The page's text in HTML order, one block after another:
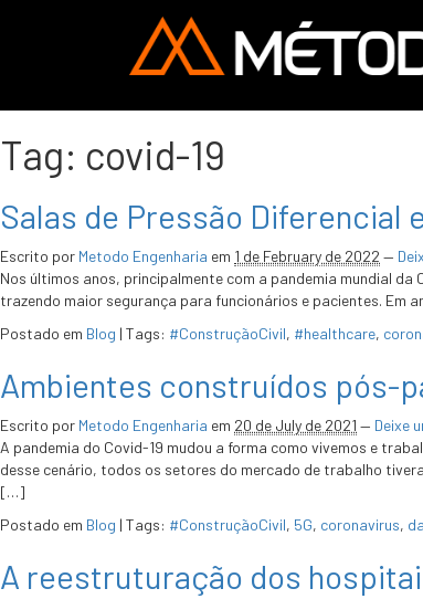
Tag: covid-19
Salas de Pressão Diferencial
Escrito por Metodo Engenharia em 1 de February de 2022 —
Nos últimos anos, principalmente com a pandemia mundial
trazendo maior segurança para funcionários e pacientes.
Postado em Blog | Tags: #ConstruçãoCivil, #healthcare,
Ambientes construídos pós-
Escrito por Metodo Engenharia em 20 de July de 2021 — Deixe
A pandemia do Covid-19 mudou a forma como vivemos e
desse cenário, todos os setores do mercado de trabalho
[…]
Postado em Blog | Tags: #ConstruçãoCivil, 5G, coronavirus,
A reestruturação dos